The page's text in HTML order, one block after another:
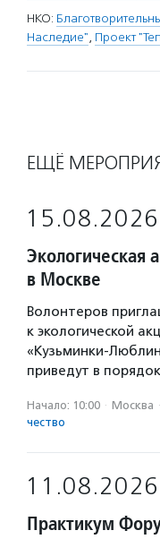
НКО:
Наследие", Проект
ЕЩЁ
15.08.2026
Экологическая
в Москве
Волонтеров
к экологической
«Кузьминки-
приведут в
Начало: 10:00 · Москва ·
чест­во
11.08.2026
Практикум